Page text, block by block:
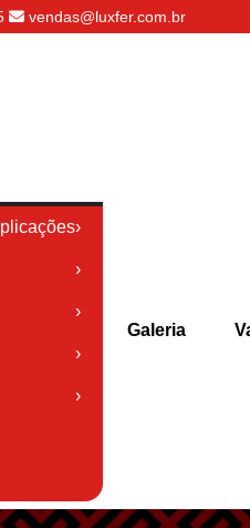
vendas@luxfer.com.br
›
›
›
›
›
Galeria